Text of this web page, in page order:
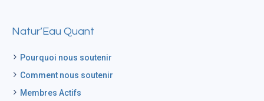
Natur’Eau Quant
Pourquoi nous soutenir
Comment nous soutenir
Membres Actifs